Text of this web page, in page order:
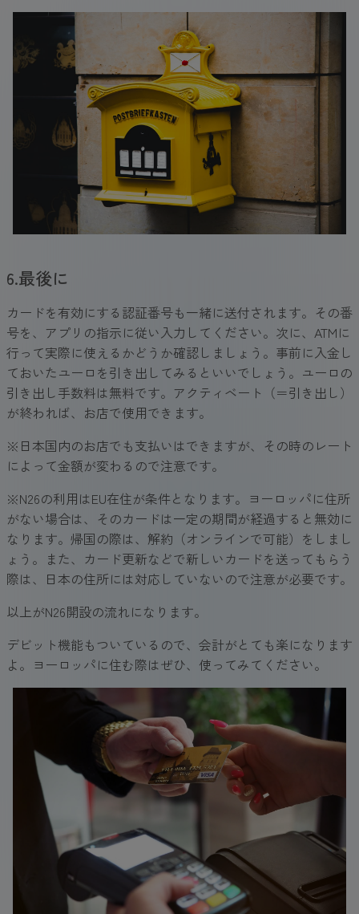
6.最後に
カードを有効にする認証番号も一緒に送付されます。その番
号を、アプリの指示に従い入力してください。次に、ATMに
行って実際に使えるかどうか確認しましょう。事前に入金し
ておいたユーロを引き出してみるといいでしょう。ユーロの
引き出し手数料は無料です。アクティベート（＝引き出し）
が終われば、お店で使用できます。
※日本国内のお店でも支払いはできますが、その時のレート
によって金額が変わるので注意です。
※N26の利用はEU在住が条件となります。ヨーロッパに住所
がない場合は、そのカードは一定の期間が経過すると無効に
なります。帰国の際は、解約（オンラインで可能）をしまし
ょう。また、カード更新などで新しいカードを送ってもらう
際は、日本の住所には対応していないので注意が必要です。
以上がN26開設の流れになります。
デビット機能もついているので、会計がとても楽になります
よ。ヨーロッパに住む際はぜひ、使ってみてください。